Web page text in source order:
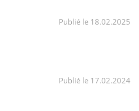
Publié le 18.02.2025
Publié le 17.02.2024